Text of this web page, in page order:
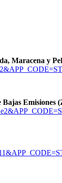
Maracena y
Emisiones